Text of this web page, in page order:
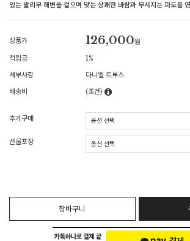
있는 말리부 해변을 걸으며 맞는 상쾌한 바람과 부서지는 파도를
상품가 126,000원
적립금
1%
세부사항
다니엘 트루스
배송비
(조건)
추가구매
선물포장
장바구니